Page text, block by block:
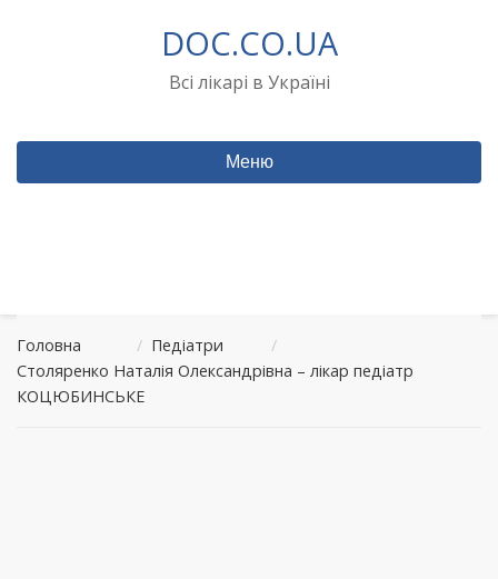
DOC.CO.UA
Всі лікарі в Україні
Меню
Головна / Педіатри
/
Столяренко Наталія Олександрівна – лікар педіатр
КОЦЮБИНСЬКЕ